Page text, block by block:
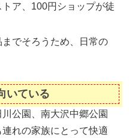
ア、100円ショップが徒
でそろうため、日常の
いている
公園、南大沢中郷公園
れの家族にとって快適